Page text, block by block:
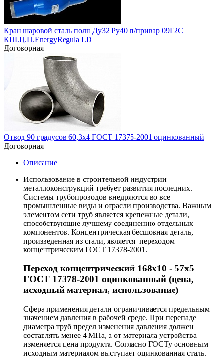
Кран шаровой сталь полн Ду32 Ру40 п/привар 09Г2С
КШ.Ц.П.EnergyRegula LD
Договорная
Отвод 90 градусов 60,3х4 ГОСТ 17375-2001 оцинкованный
Договорная
Описание
Использование в строительной индустрии
металлоконструкций требует развития последних.
Системы трубопроводов внедряются во все
промышленные виды и отрасли производства. Важным
элементом сети труб является крепежные детали,
способствующие лучшему соединению отдельных
компонентов. Концентрическая бесшовная деталь,
произведенная из стали, является переходом
концентрическим ГОСТ 17378-2001.
Переход концентрический 168х10 - 57х5
ГОСТ 17378-2001 оцинкованный (цена,
исходный материал, использование)
Сфера применения детали ограничивается предельным
значением давления в рабочей среде. При перепаде
диаметра труб предел изменения давления должен
составлять менее 4 МПа, а от материала устройства
изменяется цена продукта. Согласно ГОСТу основным
исходным материалом выступает оцинкованная сталь.